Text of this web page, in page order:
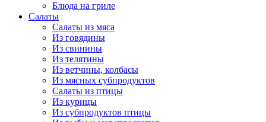
Блюда на гриле
Салаты
Салаты из мяса
Из говядины
Из свинины
Из телятины
Из ветчины, колбасы
Из мясных субпродуктов
Салаты из птицы
Из курицы
Из субпродуктов птицы